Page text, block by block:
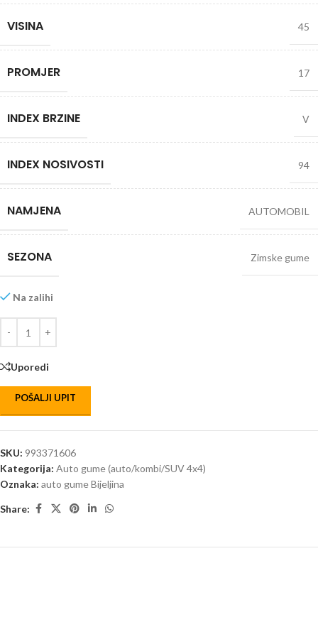
VISINA 45
PROMJER 17
INDEX BRZINE V
INDEX NOSIVOSTI 94
NAMJENA AUTOMOBIL
SEZONA Zimske gume
Na zalihi
Uporedi
POŠALJI UPIT
SKU: 993371606
Kategorija: Auto gume (auto/kombi/SUV 4x4)
Oznaka: auto gume Bijeljina
Share: